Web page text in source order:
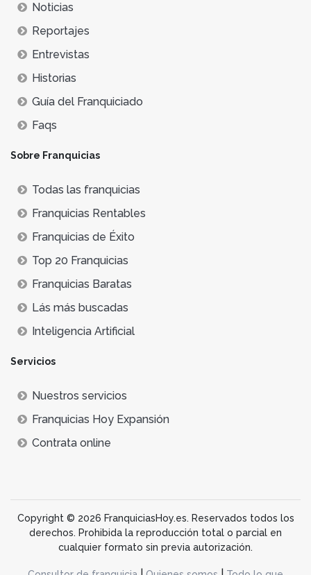
Noticias
Reportajes
Entrevistas
Historias
Guía del Franquiciado
Faqs
Sobre Franquicias
Todas las franquicias
Franquicias Rentables
Franquicias de Éxito
Top 20 Franquicias
Franquicias Baratas
Lás más buscadas
Inteligencia Artificial
Servicios
Nuestros servicios
Franquicias Hoy Expansión
Contrata online
Copyright © 2026 FranquiciasHoy.es. Reservados todos los
derechos. Prohibida la reproducción total o parcial en
cualquier formato sin previa autorización.